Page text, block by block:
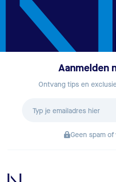
Aanmelden
Ontvang tips en
Geen spam